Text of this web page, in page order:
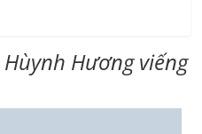
Hùynh Hương viếng